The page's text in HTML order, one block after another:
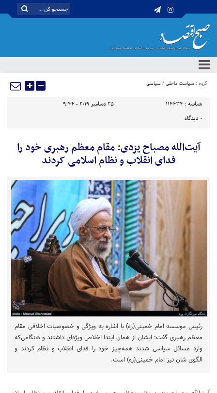
گروه : سیاست داخلی/سیاسی
شناسه : 114634
25 دسامبر 2019 - 9:44
0 دیدگاه
آیت‌الله مصباح یزدی: مقام معظم رهبری خود را
فدای انقلاب و نظام اسلامی کردند
رئیس موسسه امام خمینی(ره) با اشاره به ویژگی و خصوصیات اخلاقی مقام
معظم رهبری گفت: ایشان از همان ابتدا اخلاص ویژه‌ای داشتند و هنگامی‌که
وارد مسائل سیاسی شدند همه‌چیز خود را فدای انقلاب و نظام کردند و
الگوی شان نیز امام خمینی(ره) است.